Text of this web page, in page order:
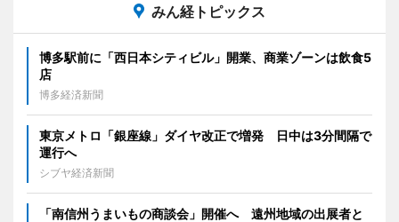
みん経トピックス
博多駅前に「西日本シティビル」開業、商業ゾーンは飲食5
店
博多経済新聞
東京メトロ「銀座線」ダイヤ改正で増発 日中は3分間隔で
運行へ
シブヤ経済新聞
「南信州うまいもの商談会」開催へ 遠州地域の出展者と